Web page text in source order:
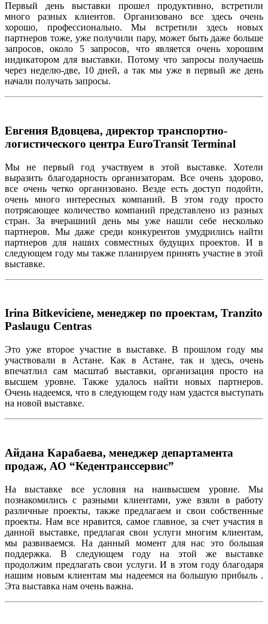
Первый день выставки прошел продуктивно, встретили
много
разных клиентов. Организовано все здесь
очень
хорошо, профессионально.Мы встретили здесь
новых
партнеров тоже, уже получили пару, может быть даже больше
запросов,около 5запросов, что является очень
хорошим
индикатором для выставки. Потому что запросы получаешь
через неделю-две, 10 дней, атак мы уже в первый же день
начали получать запросы.
Евгения Вдовцева, директор транспортно-
логистического центра EuroTransit Terminal
Мы не первый год участвуемвэтой выставке. Хотели
выразить благодарность организаторам. Все очень здорово,
все очень четко организовано.Везде есть доступ подойти,
очень
много интересных компаний. Вэтом году
просто
потрясающее количество компаний представлено из разных
стран. За вчерашний день мы уже нашли себе несколько
партнеров. Мы даже среди конкурентов умудрились найти
партнеров
для наших совместных будущих проектов. И в
следующем году мы также планируем принять участиев этой
выставке.
Irina Bitkeviciene, менеджер по проектам, Tranzito
Paslaugu Centras
Это уже второе участиеввыставке. Впрошлом году мы
участвовали в Астане. Как в Астане, так и здесь,
очень
впечатлил сам масштаб выставки, организация просто на
высшем
уровне.Также удалось найти новых партнеров.
Очень надеемся, что в следующем году нам удастся выступать
на новой выставке.
Айдана Карабаева, менеджер департамента
продаж, АО “Кедентранссервис”
На выставке все условия на наивысшем уровне.Мы
познакомились с разными клиентами,уже взяли вработу
различные проекты, также предлагаем и свои собственные
проекты. Нам все нравится, самое главное, за счет участия в
данной выставке,предлагая свои услуги многим клиентам,
мы развиваемся. На данный момент для нас это большая
поддержка. В следующем году на этой же
выставке
продолжим предлагать свои услуги. И в этом году благодаря
нашим новым клиентам мы надеемся на большую прибыль .
Эта выставка нам очень важна.